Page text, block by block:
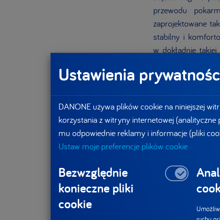
przewodu
zaprojektowane
stabilny i
w dokładnie
tempo wzrastania,
Nowoczesne
wymagającymi
terapię w sposób
samodzielność i
Kliniki
Dzięki
mogą
codziennych
szpitala. Taka
Ustawienia
DANONE używa plików cookie na niniejszej
korzystania z witryny internetowej
mu odpowiednie reklamy i informacje (pliki
Ustaw moje preferencje plików cookie
Bezwzględnie
konieczne pliki
cookie